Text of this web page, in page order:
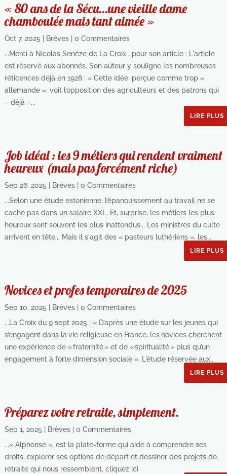
« 80 ans de la Sécu…une vieille dame
chamboulée mais tant aimée »
Oct 7, 2025 Brèves| 0 Commentaires
...Merci à Nicolas Senèze de La Croix , pour son article : L'article
est réservé aux abonnés. Son auteur y souligne les nombreuses
réticences déjà en 1928 : « Cette idée, perçue comme trop «
allemande », voit l’opposition des agriculteurs et des patrons qui
– déjà –...
LIRE PLUS
Job idéal : les 9 métiers qui rendent vraiment
heureux (mais pas forcément riche)
Sep 26, 2025 Brèves| 0 Commentaires
...Selon une étude estonienne, l’épanouissement au travail ne se
cache pas dans un salaire XXL. Et, surprise, les métiers les plus
heureux sont souvent les plus inattendus... Les ministres du culte
arrivent en tête... Mais il s'agit des « pasteurs luthériens », les...
LIRE PLUS
Novices et profes temporaires de 2025
Sep 10, 2025 Brèves| 0 Commentaires
...La Croix du 9 sept 2025 : « D’après une étude sur les jeunes qui
s’engagent dans la vie religieuse en France, les novices cherchent
une expérience de « fraternité » et de « spiritualité » plus qu’un
engagement à forte dimension sociale ». L'étude réservée aux...
LIRE PLUS
Préparez votre retraite, simplement.
Sep 1, 2025 Brèves| 0 Commentaires
...« Alphonse », est la plate-forme qui aide à comprendre ses
droits, explorer ses options de départ et dessiner des projets de
retraite qui nous ressemblent. cliquez ici